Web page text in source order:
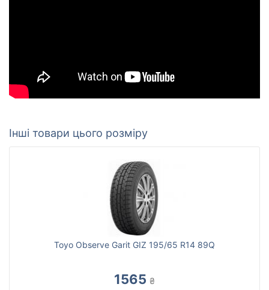
Інші товари цього розміру
Toyo Observe Garit GIZ 195/65 R14 89Q
1565 ₴